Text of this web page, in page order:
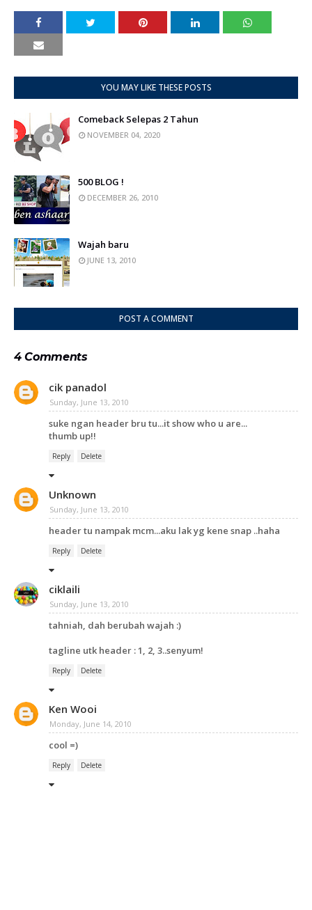
YOU MAY LIKE THESE POSTS
Comeback Selepas 2 Tahun
NOVEMBER 04, 2020
500 BLOG !
DECEMBER 26, 2010
Wajah baru
JUNE 13, 2010
POST A COMMENT
4 Comments
cik panadol
Sunday, June 13, 2010
suke ngan header bru tu...it show who u are...
thumb up!!
Reply Delete
Unknown
Sunday, June 13, 2010
header tu nampak mcm...aku lak yg kene snap ..haha
Reply Delete
ciklaili
Sunday, June 13, 2010
tahniah, dah berubah wajah :)
tagline utk header : 1, 2, 3..senyum!
Reply Delete
Ken Wooi
Monday, June 14, 2010
cool =)
Reply Delete